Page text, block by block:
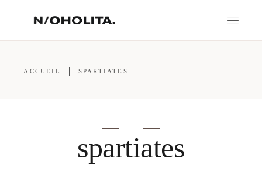
ACCUEIL SPARTIATES
spartiates